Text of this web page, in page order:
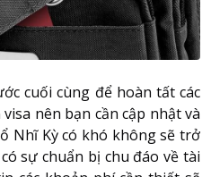
cuối cùng để hoàn tất các
nên bạn cần cập nhật và
Nhĩ Kỳ có khó không sẽ trở
sự chuẩn bị chu đáo về tài